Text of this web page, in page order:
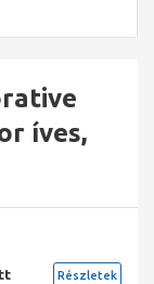
íves,
Részletek